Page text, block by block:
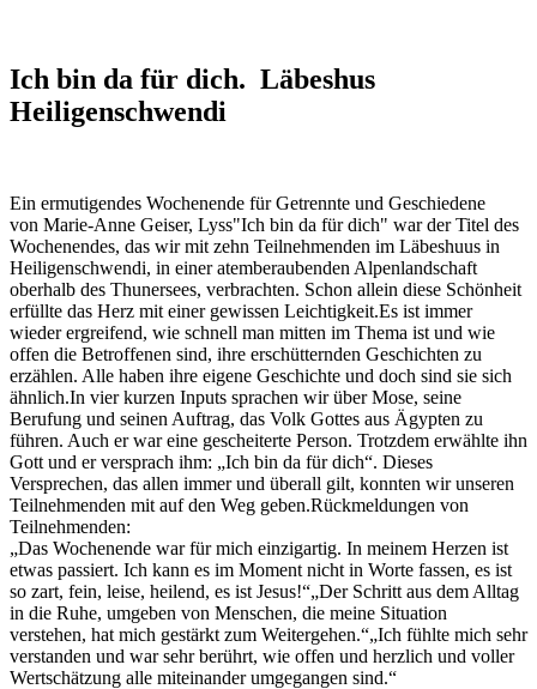
Ich bin da für dich. Läbeshus
Heiligenschwendi
Ein ermutigendes Wochenende für Getrennte und Geschiedene
von Marie-Anne Geiser, Lyss"Ich bin da für dich" war der Titel des
Wochenendes, das wir mit zehn Teilnehmenden im Läbeshuus in
Heiligenschwendi, in einer atemberaubenden Alpenlandschaft
oberhalb des Thunersees, verbrachten. Schon allein diese Schönheit
erfüllte das Herz mit einer gewissen Leichtigkeit.Es ist immer
wieder ergreifend, wie schnell man mitten im Thema ist und wie
offen die Betroffenen sind, ihre erschütternden Geschichten zu
erzählen. Alle haben ihre eigene Geschichte und doch sind sie sich
ähnlich.In vier kurzen Inputs sprachen wir über Mose, seine
Berufung und seinen Auftrag, das Volk Gottes aus Ägypten zu
führen. Auch er war eine gescheiterte Person. Trotzdem erwählte ihn
Gott und er versprach ihm: „Ich bin da für dich“. Dieses
Versprechen, das allen immer und überall gilt, konnten wir unseren
Teilnehmenden mit auf den Weg geben.Rückmeldungen von
Teilnehmenden:
„Das Wochenende war für mich einzigartig. In meinem Herzen ist
etwas passiert. Ich kann es im Moment nicht in Worte fassen, es ist
so zart, fein, leise, heilend, es ist Jesus!“„Der Schritt aus dem Alltag
in die Ruhe, umgeben von Menschen, die meine Situation
verstehen, hat mich gestärkt zum Weitergehen.“„Ich fühlte mich sehr
verstanden und war sehr berührt, wie offen und herzlich und voller
Wertschätzung alle miteinander umgegangen sind.“